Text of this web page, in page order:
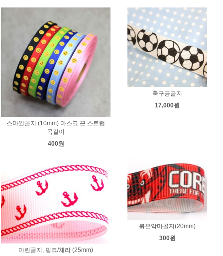
스마일골지 (10mm) 마스크 끈 스트랩
목걸이
400원
축구공골지
17,000원
마린골지, 핑크/체리 (25mm)
붉은악마골지(20mm)
300원